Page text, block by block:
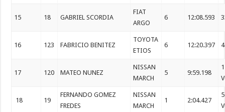
15 18 GABRIEL SCORDIA
FIAT
ARGO
6 12:08.593
16 123 FABRICIO BENITEZ
TOYOTA
ETIOS
6 12:20.397
17 120 MATEO NUNEZ
NISSAN
MARCH
5 9:59.198
1
18 19
FERNANDO GOMEZ
FREDES
NISSAN
MARCH
1 2:04.427
5